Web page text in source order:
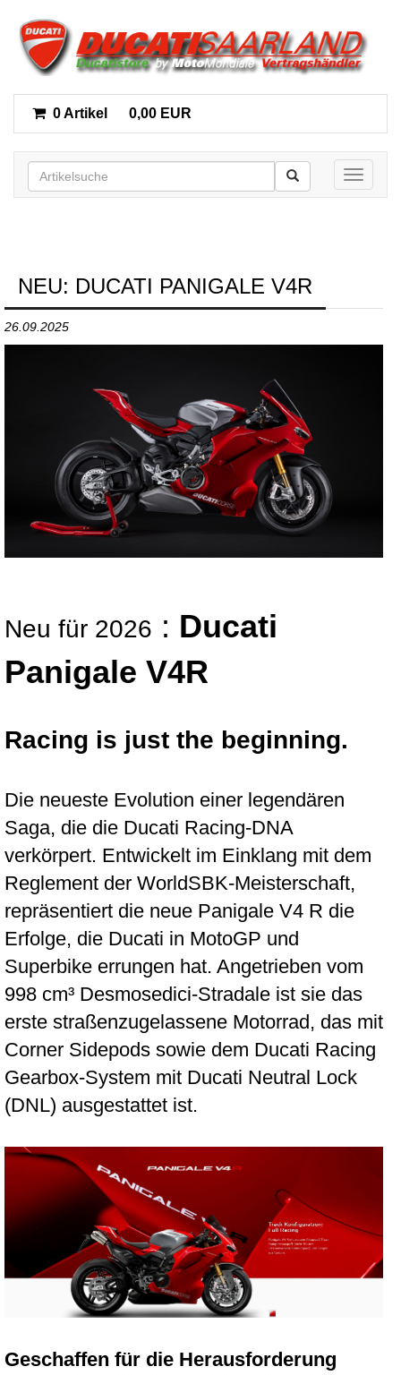
0 Artikel 0,00 EUR
Toggle
NEU: DUCATI PANIGALE V4R
26.09.2025
Neu für 2026 : Ducati
Panigale V4R
Racing is just the beginning.
Die neueste Evolution einer legendären
Saga, die die Ducati Racing-DNA
verkörpert. Entwickelt im Einklang mit dem
Reglement der WorldSBK-Meisterschaft,
repräsentiert die neue Panigale V4 R die
Erfolge, die Ducati in MotoGP und
Superbike errungen hat. Angetrieben vom
998 cm³ Desmosedici-Stradale ist sie das
erste straßenzugelassene Motorrad, das mit
Corner Sidepods sowie dem Ducati Racing
Gearbox-System mit Ducati Neutral Lock
(DNL) ausgestattet ist.
Geschaffen für die Herausforderung